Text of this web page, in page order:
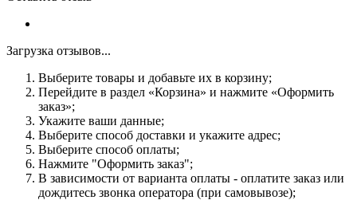
Загрузка отзывов...
Выберите товары и добавьте их в корзину;
Перейдите в раздел «Корзина» и нажмите «Оформить
заказ»;
Укажите ваши данные;
Выберите способ доставки и укажите адрес;
Выберите способ оплаты;
Нажмите "Оформить заказ";
В зависимости от варианта оплаты - оплатите заказ или
дождитесь звонка оператора (при самовывозе);